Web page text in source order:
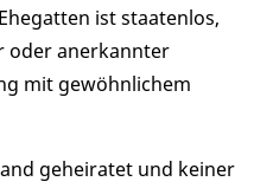
ist staatenlos,
oder anerkannter
mit gewöhnlichem
geheiratet und keiner